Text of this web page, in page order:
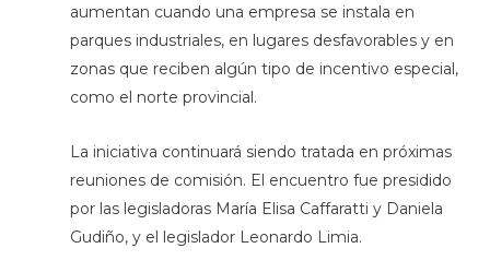
aumentan cuando una empresa se instala en
parques industriales, en lugares desfavorables y en
zonas que reciben algún tipo de incentivo especial,
como el norte provincial.
La iniciativa continuará siendo tratada en próximas
reuniones de comisión. El encuentro fue presidido
por las legisladoras María Elisa Caffaratti y Daniela
Gudiño, y el legislador Leonardo Limia.